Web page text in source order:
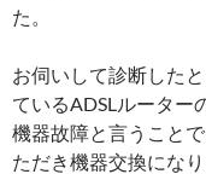
た。
お伺いして診断した
ているADSLルーター
機器故障と言うこと
ただき機器交換になり